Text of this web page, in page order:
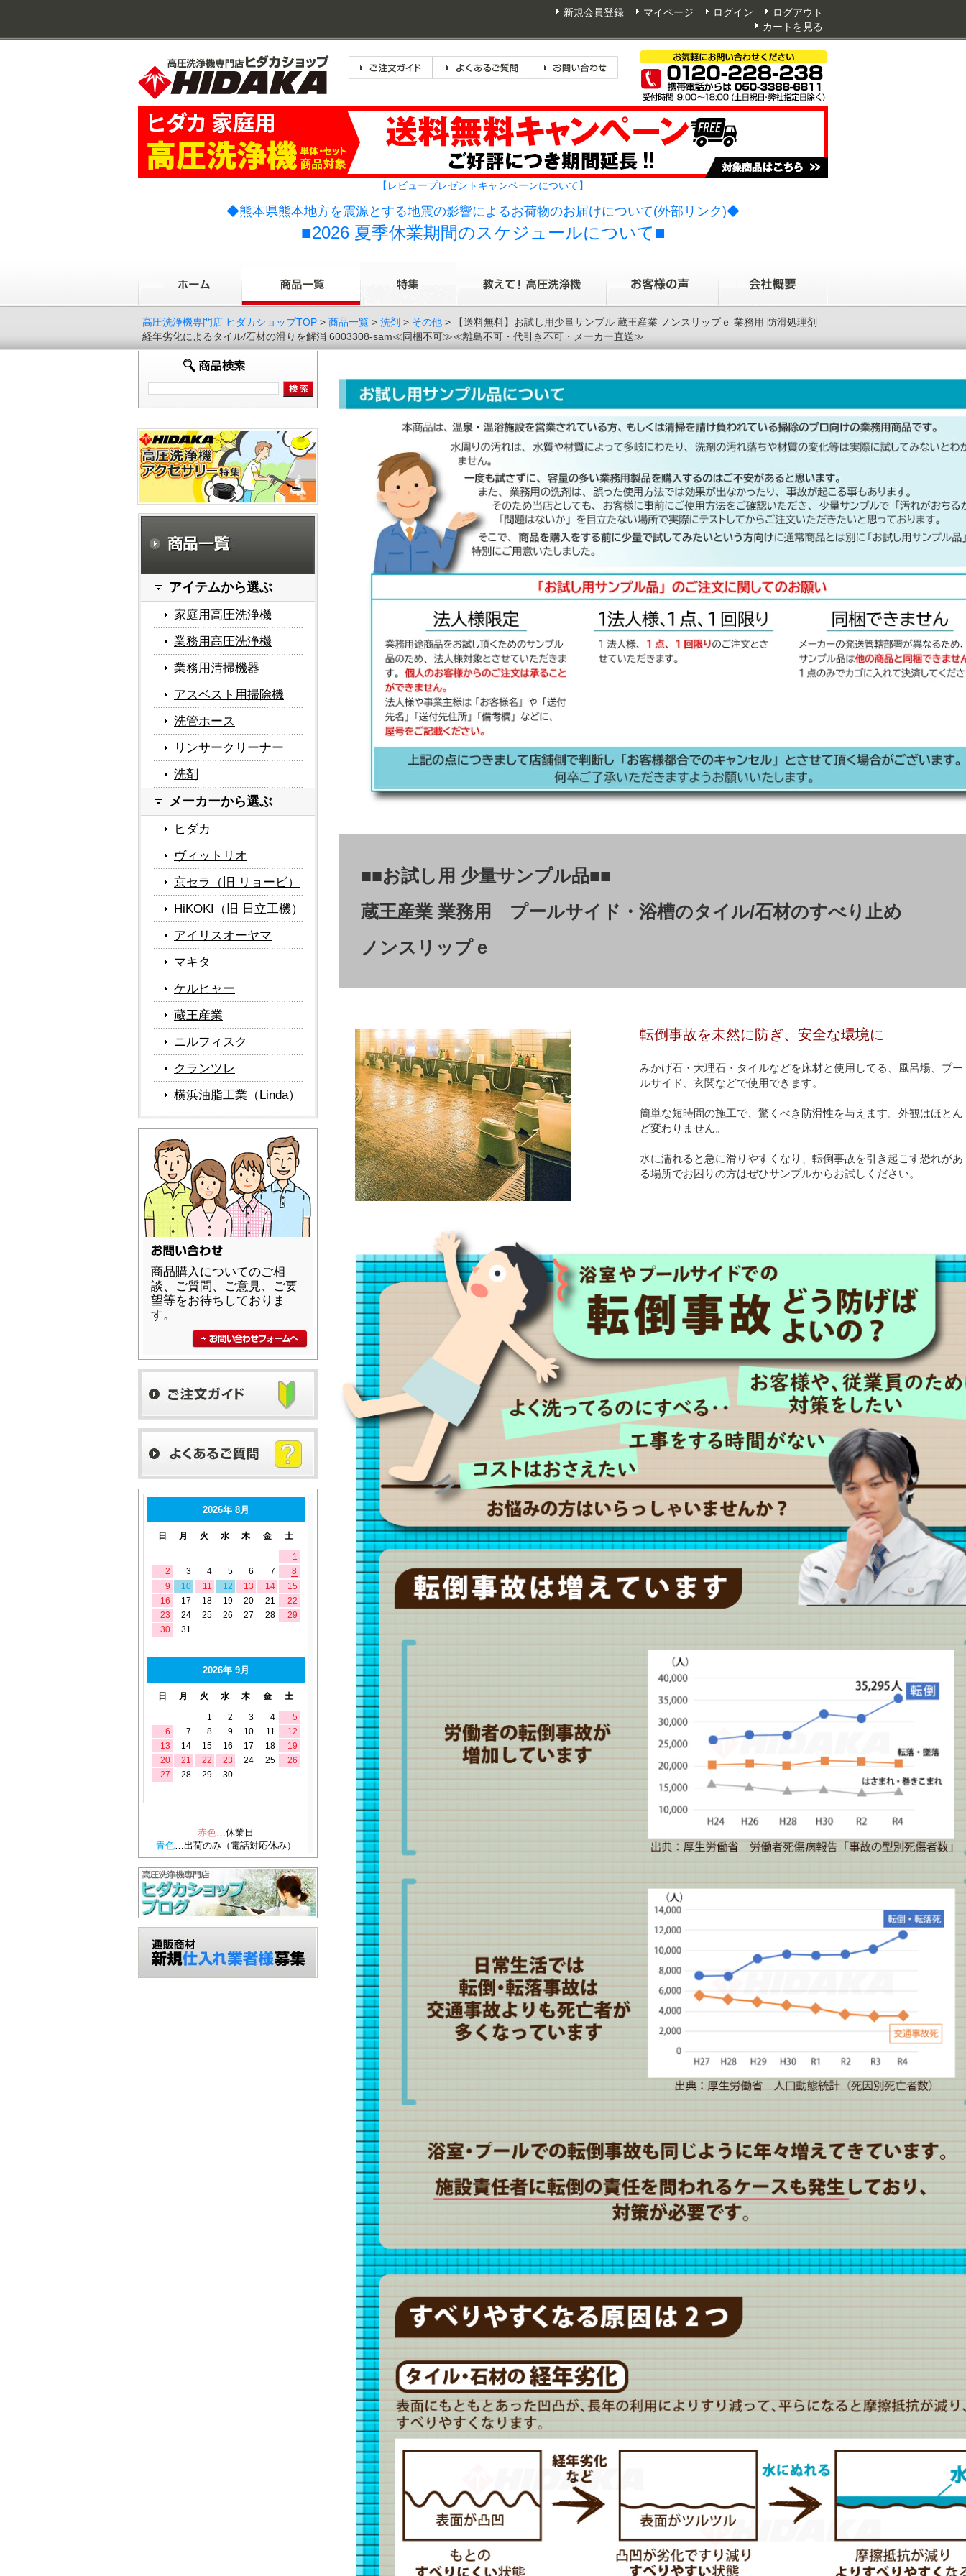
新規会員登録 マイページ ログイン
ログアウト
カートを見る
【レビュープレゼントキャンペーンについて】
◆熊本県熊本地方を震源とする地震の影響によるお荷物のお届けについて(外部リンク)◆
■2026 夏季休業期間のスケジュールについて■
高圧洗浄機専門店 ヒダカショップTOP > 商品一覧 > 洗剤 > その他 > 【送料無料】お試し用少量サンプル 蔵王産業 ノンスリップｅ 業務用 防滑処理剤
経年劣化によるタイル/石材の滑りを解消 6003308-sam≪同梱不可≫≪離島不可・代引き不可・メーカー直送≫
アイテムから選ぶ
家庭用高圧洗浄機
業務用高圧洗浄機
業務用清掃機器
アスベスト用掃除機
洗管ホース
リンサークリーナー
洗剤
メーカーから選ぶ
ヒダカ
ヴィットリオ
京セラ（旧 リョービ）
HiKOKI（旧 日立工機）
アイリスオーヤマ
マキタ
ケルヒャー
蔵王産業
ニルフィスク
クランツレ
横浜油脂工業（Linda）
商品購入についてのご相
談、ご質問、ご意見、ご要
望等をお待ちしておりま
す。
■■お試し用 少量サンプル品■■
蔵王産業 業務用 プールサイド・浴槽のタイル/石材のすべり止め
ノンスリップｅ
転倒事故を未然に防ぎ、安全な環境に
みかげ石・大理石・タイルなどを床材と使用してる、風呂場、プー
ルサイド、玄関などで使用できます。
簡単な短時間の施工で、驚くべき防滑性を与えます。外観はほとん
ど変わりません。
水に濡れると急に滑りやすくなり、転倒事故を引き起こす恐れがあ
る場所でお困りの方はぜひサンプルからお試しください。